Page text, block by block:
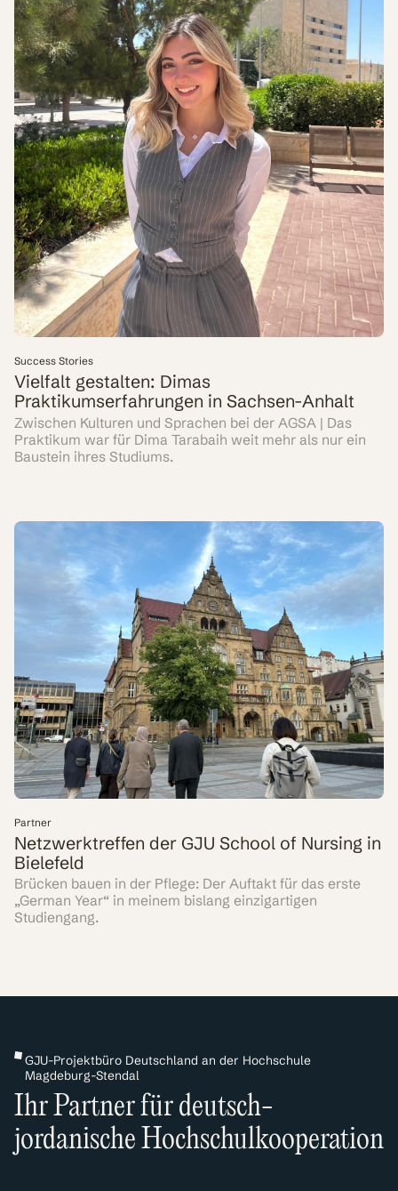
Success Stories
Vielfalt gestalten: Dimas
Praktikumserfahrungen in Sachsen-Anhalt
Zwischen Kulturen und Sprachen bei der AGSA | Das
Praktikum war für Dima Tarabaih weit mehr als nur ein
Baustein ihres Studiums.
Partner
Netzwerktreffen der GJU School of Nursing in
Bielefeld
Brücken bauen in der Pflege: Der Auftakt für das erste
„German Year“ in meinem bislang einzigartigen
Studiengang.
GJU-Projektbüro Deutschland an der Hochschule
Magdeburg-Stendal
Ihr Partner für deutsch-
jordanische Hochschulkooperation